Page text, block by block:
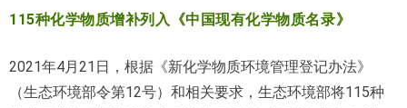
115种化学物质增补列入《中国现有化学物质名录》
2021年4月21日，根据《新化学物质环境管理登记办法》
（生态环境部令第12号）和相关要求，生态环境部将115种